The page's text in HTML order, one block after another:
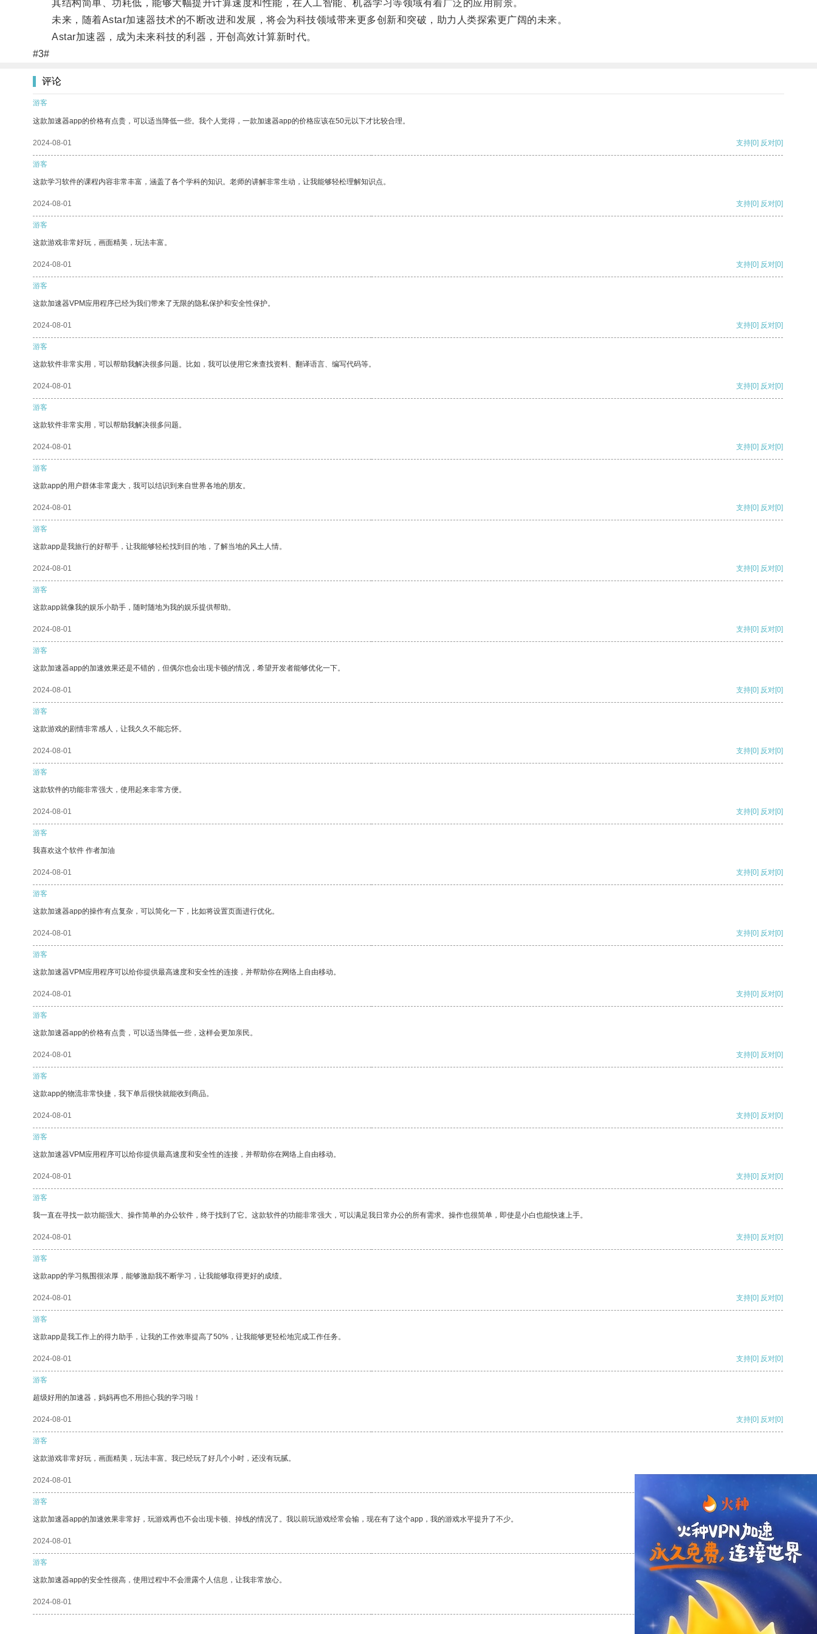
其结构简单、功耗低，能够大幅提升计算速度和性能，在人工智能、机器学习等领域有着广泛的应用前景。
未来，随着Astar加速器技术的不断改进和发展，将会为科技领域带来更多创新和突破，助力人类探索更广阔的未来。
Astar加速器，成为未来科技的利器，开创高效计算新时代。
#3#
评论
游客
这款加速器app的价格有点贵，可以适当降低一些。我个人觉得，一款加速器app的价格应该在50元以下才比较合理。
2024-08-01 支持[0] 反对[0]
游客
这款学习软件的课程内容非常丰富，涵盖了各个学科的知识。老师的讲解非常生动，让我能够轻松理解知识点。
2024-08-01 支持[0] 反对[0]
游客
这款游戏非常好玩，画面精美，玩法丰富。
2024-08-01 支持[0] 反对[0]
游客
这款加速器VPM应用程序已经为我们带来了无限的隐私保护和安全性保护。
2024-08-01 支持[0] 反对[0]
游客
这款软件非常实用，可以帮助我解决很多问题。比如，我可以使用它来查找资料、翻译语言、编写代码等。
2024-08-01 支持[0] 反对[0]
游客
这款软件非常实用，可以帮助我解决很多问题。
2024-08-01 支持[0] 反对[0]
游客
这款app的用户群体非常庞大，我可以结识到来自世界各地的朋友。
2024-08-01 支持[0] 反对[0]
游客
这款app是我旅行的好帮手，让我能够轻松找到目的地，了解当地的风土人情。
2024-08-01 支持[0] 反对[0]
游客
这款app就像我的娱乐小助手，随时随地为我的娱乐提供帮助。
2024-08-01 支持[0] 反对[0]
游客
这款加速器app的加速效果还是不错的，但偶尔也会出现卡顿的情况，希望开发者能够优化一下。
2024-08-01 支持[0] 反对[0]
游客
这款游戏的剧情非常感人，让我久久不能忘怀。
2024-08-01 支持[0] 反对[0]
游客
这款软件的功能非常强大，使用起来非常方便。
2024-08-01 支持[0] 反对[0]
游客
我喜欢这个软件 作者加油
2024-08-01 支持[0] 反对[0]
游客
这款加速器app的操作有点复杂，可以简化一下，比如将设置页面进行优化。
2024-08-01 支持[0] 反对[0]
游客
这款加速器VPM应用程序可以给你提供最高速度和安全性的连接，并帮助你在网络上自由移动。
2024-08-01 支持[0] 反对[0]
游客
这款加速器app的价格有点贵，可以适当降低一些，这样会更加亲民。
2024-08-01 支持[0] 反对[0]
游客
这款app的物流非常快捷，我下单后很快就能收到商品。
2024-08-01 支持[0] 反对[0]
游客
这款加速器VPM应用程序可以给你提供最高速度和安全性的连接，并帮助你在网络上自由移动。
2024-08-01 支持[0] 反对[0]
游客
我一直在寻找一款功能强大、操作简单的办公软件，终于找到了它。这款软件的功能非常强大，可以满足我日常办公的所有需求。操作也很简单，即使是小白也能快速上手。
2024-08-01 支持[0] 反对[0]
游客
这款app的学习氛围很浓厚，能够激励我不断学习，让我能够取得更好的成绩。
2024-08-01 支持[0] 反对[0]
游客
这款app是我工作上的得力助手，让我的工作效率提高了50%，让我能够更轻松地完成工作任务。
2024-08-01 支持[0] 反对[0]
游客
超级好用的加速器，妈妈再也不用担心我的学习啦！
2024-08-01 支持[0] 反对[0]
游客
这款游戏非常好玩，画面精美，玩法丰富。我已经玩了好几个小时，还没有玩腻。
2024-08-01
游客
这款加速器app的加速效果非常好，玩游戏再也不会出现卡顿、掉线的情况了。我以前玩游戏经常会输，现在有了这个app，我的游戏水平提升了不少。
2024-08-01 支持 [0] 反对 [0]
游客
这款加速器app的安全性很高，使用过程中不会泄露个人信息，让我非常放心。
2024-08-01 支持